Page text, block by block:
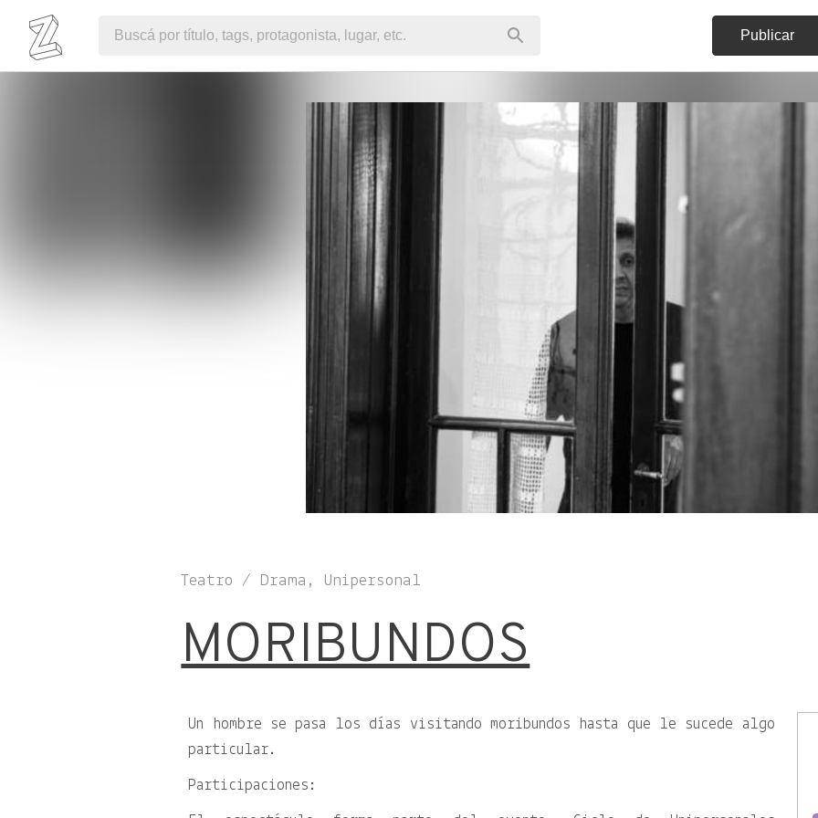
Publicar
Teatro / Drama, Unipersonal
MORIBUNDOS
Un hombre se pasa los días visitando moribundos hasta que le sucede algo
particular.
Participaciones: